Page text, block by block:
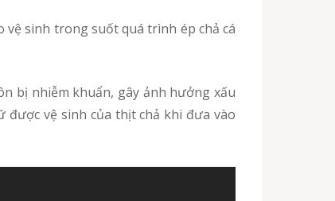
sinh trong suốt quá trình ép chả cá
được vệ sinh của thịt chả khi đưa vào